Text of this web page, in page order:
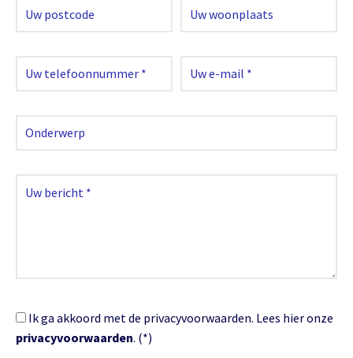
Ik ga akkoord met de privacyvoorwaarden. Lees hier onze
privacyvoorwaarden. (*)